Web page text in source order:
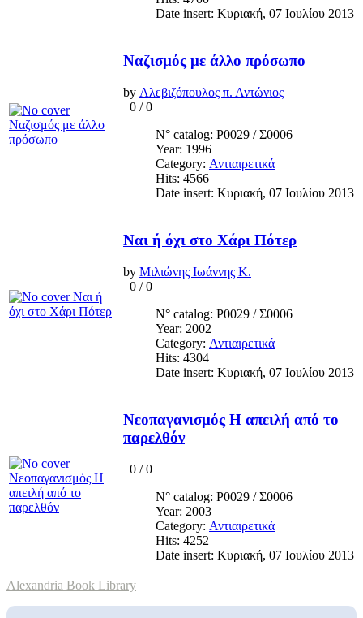
Date insert: Κυριακή, 07 Ιουλίου 2013
Ναζισμός με άλλο πρόσωπο
by Αλεβιζόπουλος π. Αντώνιος
0 /0
N° catalog: Ρ0029 / Σ0006
Year: 1996
Category: Αντιαιρετικά
Hits: 4566
Date insert: Κυριακή, 07 Ιουλίου 2013
Ναι ή όχι στο Χάρι Πότερ
by Μιλιώνης Ιωάννης Κ.
0 /0
N° catalog: Ρ0029 / Σ0006
Year: 2002
Category: Αντιαιρετικά
Hits: 4304
Date insert: Κυριακή, 07 Ιουλίου 2013
Νεοπαγανισμός Η απειλή από το
παρελθόν
0 /0
N° catalog: Ρ0029 / Σ0006
Year: 2003
Category: Αντιαιρετικά
Hits: 4252
Date insert: Κυριακή, 07 Ιουλίου 2013
Alexandria Book Library